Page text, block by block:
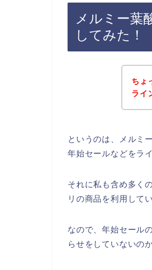
メルミー葉
してみた！
ちょ
ライ
というのは、メルミ
年始セールなどをラ
それに私も含め多く
リの商品を利用して
なので、年始セール
らせをしていないの